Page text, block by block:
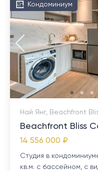
Кондоминиум
Най Янг, Beachfront
Beachfront Bliss
14 556 000 ₽
Студия в
кв.м. с бассейном, с